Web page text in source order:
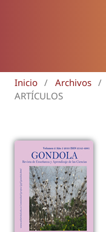
Inicio / Archivos /
ARTÍCULOS